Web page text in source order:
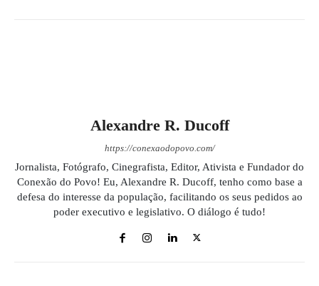
Alexandre R. Ducoff
https://conexaodopovo.com/
Jornalista, Fotógrafo, Cinegrafista, Editor, Ativista e Fundador do
Conexão do Povo! Eu, Alexandre R. Ducoff, tenho como base a
defesa do interesse da população, facilitando os seus pedidos ao
poder executivo e legislativo. O diálogo é tudo!